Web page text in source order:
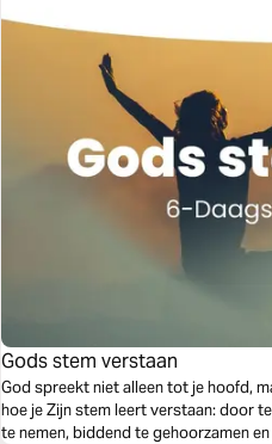
Gods stem verstaan
God spreekt niet alleen tot je hoofd,
hoe je Zijn stem leert verstaan: door
te nemen, biddend te gehoorzamen